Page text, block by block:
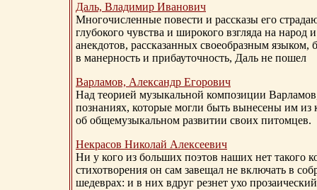
Даль, Владимир Иванович
Многочисленные повести и рассказы его
глубокого чувства и широкого взгляда на
анекдотов, рассказанных своеобразным
в манерность и прибауточность, Даль не пошел
Варламов, Александр Егорович
Над теорией музыкальной композиции
познаниях, которые могли быть вынесены им из
об общемузыкальном развитии своих питомцев.
Некрасов Николай Алексеевич
Ни у кого из больших поэтов наших нет такого
стихотворения он сам завещал не включать в
шедеврах: и в них вдруг резнет ухо